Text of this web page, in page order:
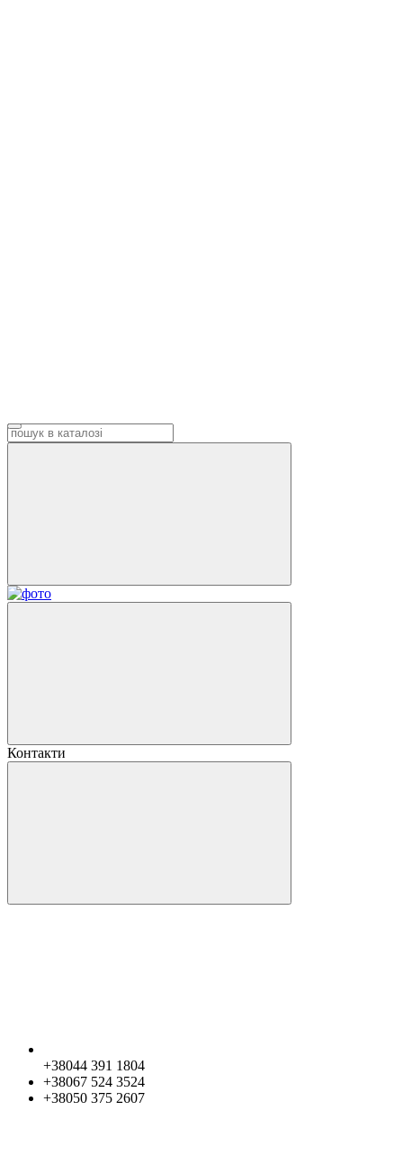
Контакти
+38044 391 1804
+38067 524 3524
+38050 375 2607